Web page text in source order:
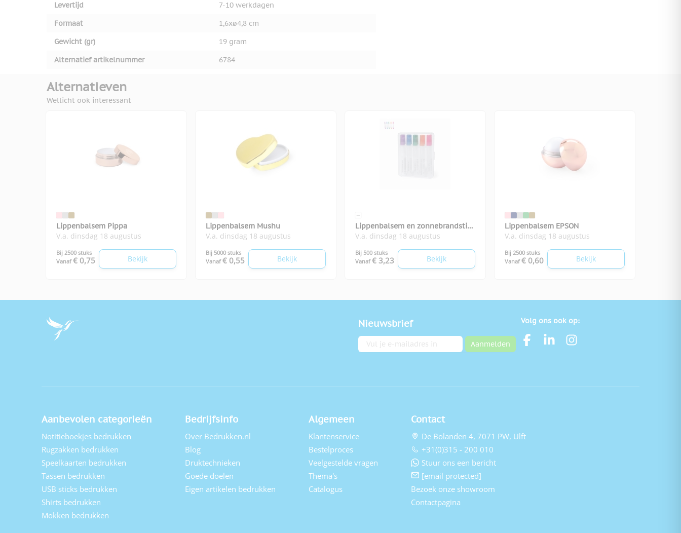
Levertijd
7-10 werkdagen
Formaat
1,6xø4,8 cm
Gewicht (gr)
19 gram
Alternatief artikelnummer
6784
Alternatieven
Wellicht ook interessant
Lippenbalsem Pippa
V.a. dinsdag 18 augustus
Bij 2500 stuks
Vanaf € 0,75 Bekijk
Lippenbalsem Mushu
V.a. dinsdag 18 augustus
Bij 5000 stuks
Vanaf € 0,55 Bekijk
Lippenbalsem en zonnebrandstick
SPF Yohan
V.a. dinsdag 18 augustus
Bij 500 stuks
Vanaf € 3,23 Bekijk
Lippenbalsem EPSON
V.a. dinsdag 18 augustus
Bij 2500 stuks
Vanaf € 0,60 Bekijk
Nieuwsbrief
E-mailadres Aanmelden
Volg ons ook op:
Aanbevolen categorieën
Notitieboekjes bedrukken
Rugzakken bedrukken
Speelkaarten bedrukken
Tassen bedrukken
USB sticks bedrukken
Shirts bedrukken
Mokken bedrukken
Bedrijfsinfo
Over Bedrukken.nl
Blog
Druktechnieken
Goede doelen
Eigen artikelen bedrukken
Algemeen
Klantenservice
Bestelproces
Veelgestelde vragen
Thema's
Catalogus
Contact
De Bolanden 4, 7071 PW, Ulft
+31(0)315 - 200 010
Stuur ons een bericht
[email protected]
Bezoek onze showroom
Contactpagina